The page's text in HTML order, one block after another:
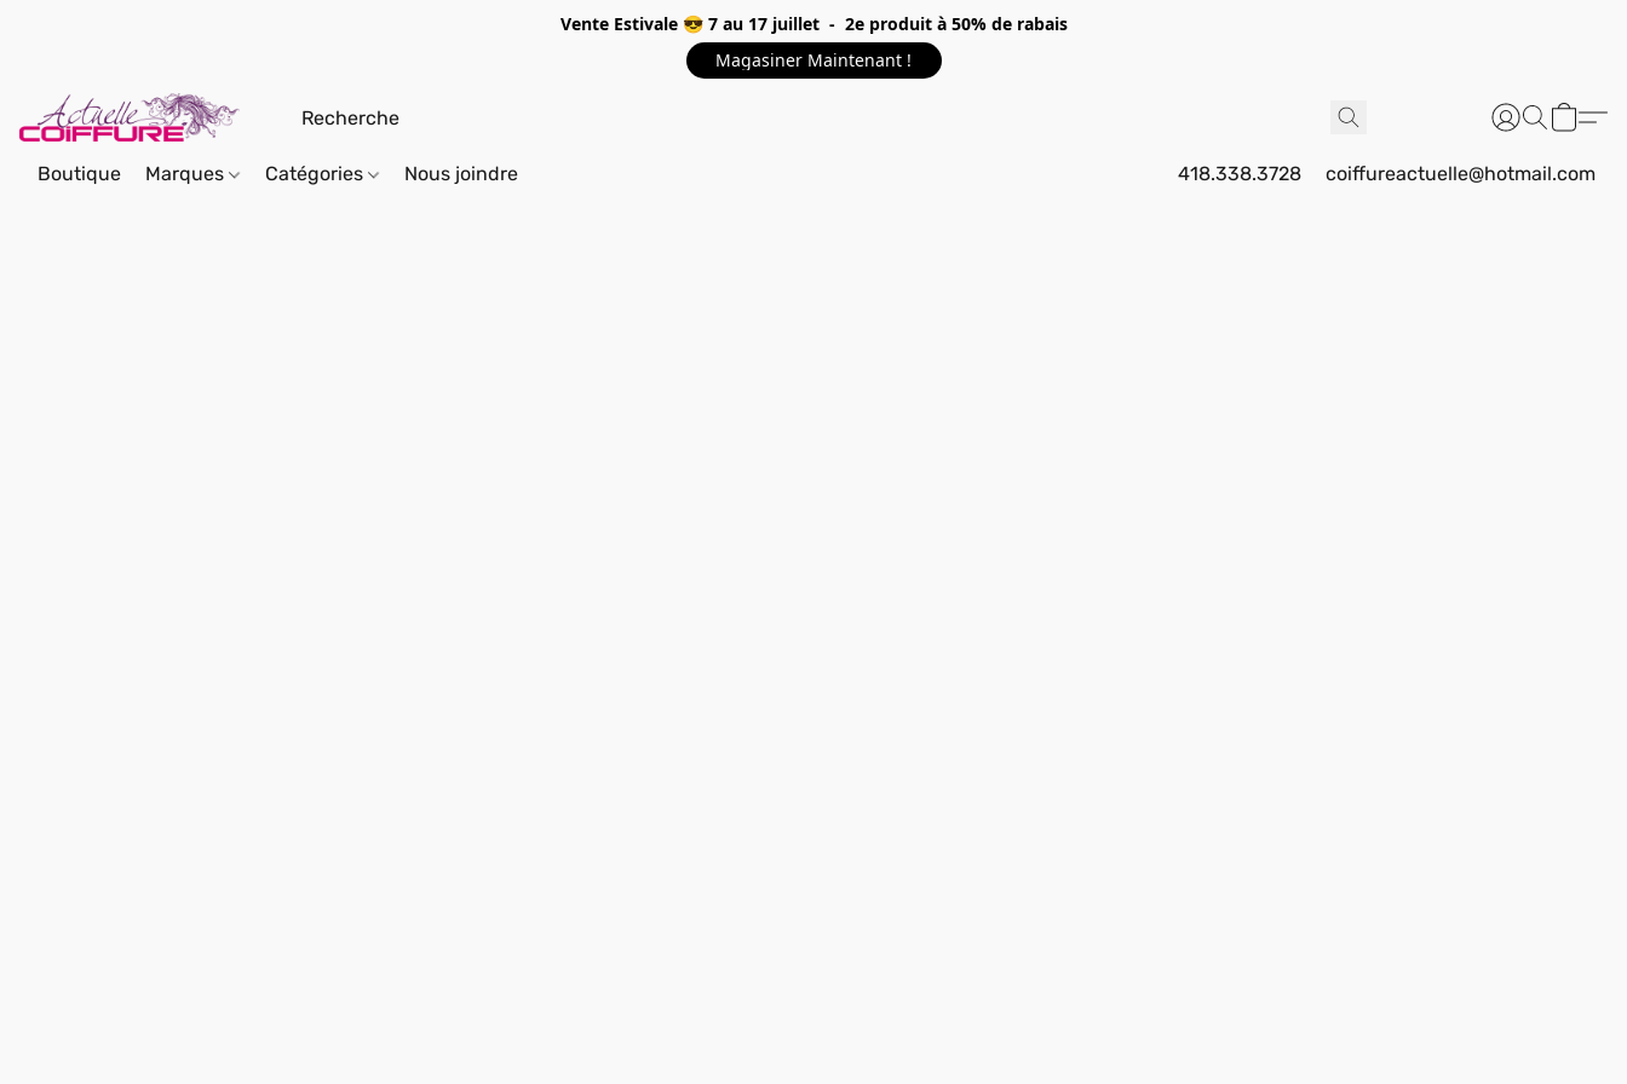
Vente Estivale 😎 7 au 17 juillet - 2e produit à 50% de rabais
Magasiner Maintenant !
Boutique Marques Catégories Nous joindre 418.338.3728 coiffureactuelle@hotmail.com